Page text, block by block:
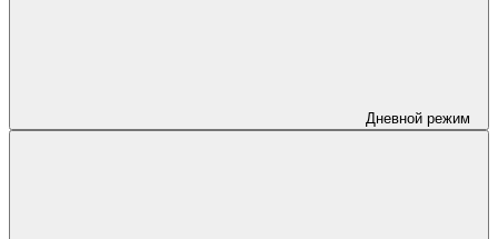
Дневной режим